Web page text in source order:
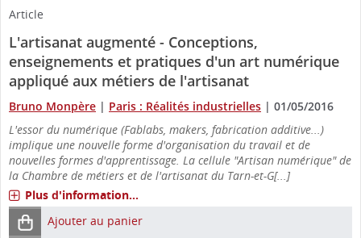
Article
L'artisanat augmenté - Conceptions,
enseignements et pratiques d'un art numérique
appliqué aux métiers de l'artisanat
Bruno Monpère | Paris : Réalités industrielles | 01/05/2016
L'essor du numérique (Fablabs, makers, fabrication additive...)
implique une nouvelle forme d'organisation du travail et de
nouvelles formes d'apprentissage. La cellule "Artisan numérique" de
la Chambre de métiers et de l'artisanat du Tarn-et-G[...]
Plus d'information...
Ajouter au panier